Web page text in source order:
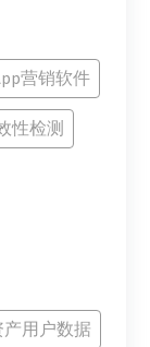
营销软件
性检测
用户数据